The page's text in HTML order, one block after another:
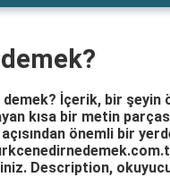
İçerik, bir şeyin
kısa bir metin
önemli bir
Description,